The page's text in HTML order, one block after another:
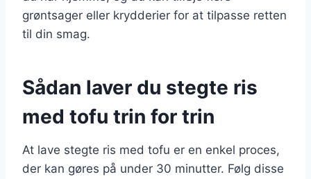
grøntsager eller krydderier for at tilpasse retten
til din smag.
Sådan laver du stegte ris
med tofu trin for trin
At lave stegte ris med tofu er en enkel proces,
der kan gøres på under 30 minutter. Følg disse